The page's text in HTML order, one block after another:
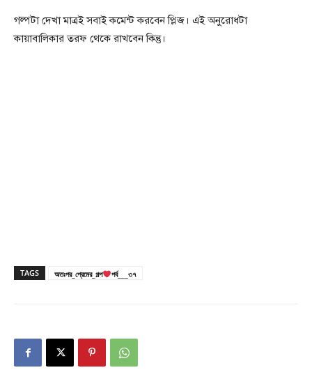
গল্পটা দেখা মাত্রই সবাই কমেন্ট করবেন প্লিজ। এই অনুরোধটা
কায়াবালিকার তরফ থেকে রাখবেন কিন্তু।
TAGS অতঃপর_প্রেমের_গল্প পর্ব___৩৭